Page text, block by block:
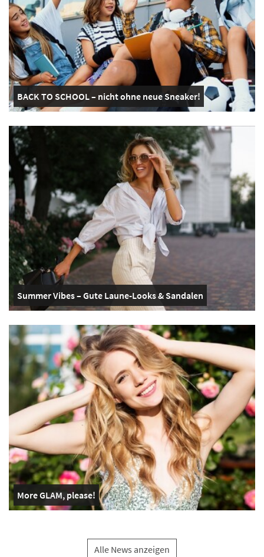
BACK TO SCHOOL – nicht ohne neue Sneaker!
Summer Vibes – Gute Laune-Looks & Sandalen
More GLAM, please!
Alle News anzeigen